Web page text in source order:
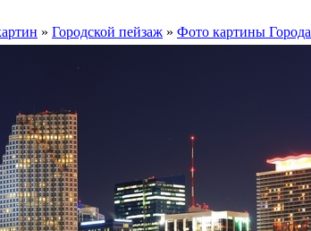
» Городской пейзаж » Фото картины Города